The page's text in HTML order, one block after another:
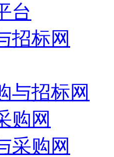
台
招标网
与招标网
购网
采购网